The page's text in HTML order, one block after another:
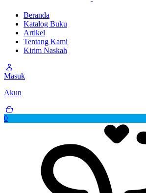
Beranda
Katalog Buku
Artikel
Tentang Kami
Kirim Naskah
Masuk
Akun
0